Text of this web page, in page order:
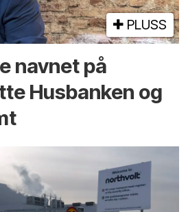
PLUSS
navnet på
Husbanken og